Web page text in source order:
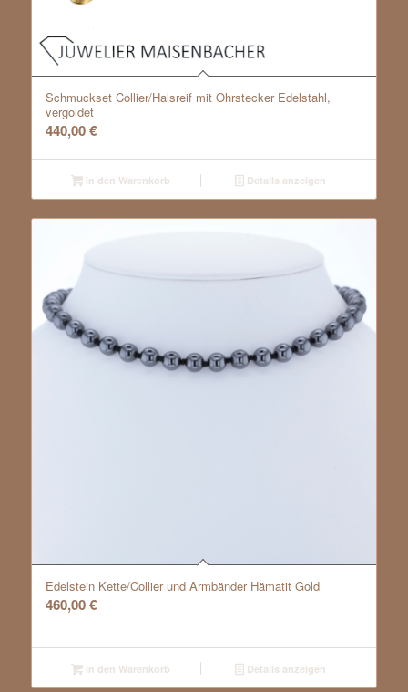
Schmuckset Collier/Halsreif mit Ohrstecker Edelstahl,
vergoldet
440,00€
In den Warenkorb Details anzeigen
Edelstein Kette/Collier und Armbänder Hämatit Gold
460,00€
In den Warenkorb Details anzeigen